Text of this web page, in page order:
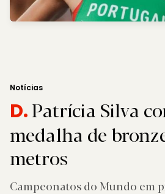
Notícias
D.Patrícia Silva
medalha de
metros
Campeonatos do Mundo em